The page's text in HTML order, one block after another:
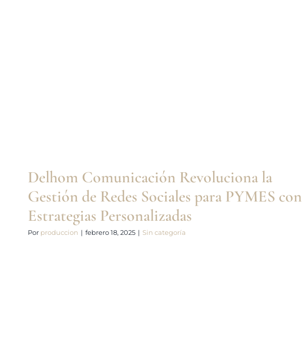
Delhom Comunicación Revoluciona la
Gestión de Redes Sociales para PYMES con
Estrategias Personalizadas
Por produccion | febrero 18, 2025 | Sin categoría